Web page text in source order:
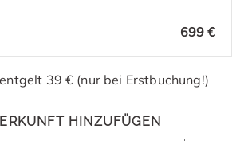
699 €
39 € (nur bei Erstbuchung!)
HINZUFÜGEN